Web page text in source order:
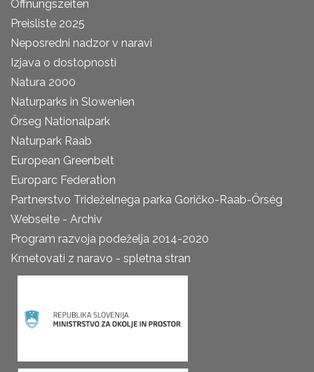
Öffnungszeiten
Preisliste 2025
Neposredni nadzor v naravi
Izjava o dostopnosti
Natura 2000
Naturparks in Slowenien
Őrseg Nationalpark
Naturpark Raab
European Greenbelt
Europarc Federation
Partnerstvo Trideželnega parka Goričko-Raab-Őrség
Webseite - Archiv
Program razvoja podeželja 2014-2020
Kmetovati z naravo - spletna stran